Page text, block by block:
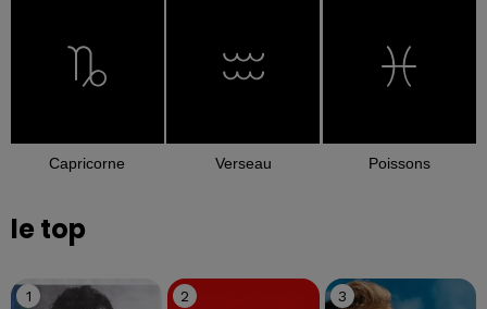
Capricorne Verseau Poissons
le top
1 2 3